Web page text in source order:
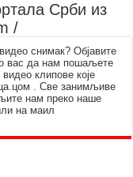
Срби из
/
снимак? Објавите
вас да нам пошаљете
клипове које
. Све занимљиве
нам преко наше
на маил